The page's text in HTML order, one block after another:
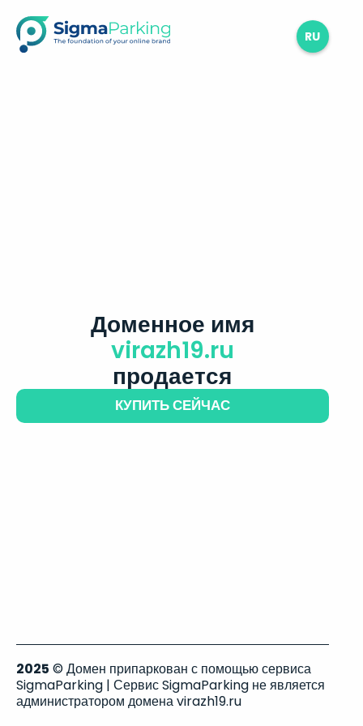
RU
Доменное имя
virazh19.ru
продается
КУПИТЬ СЕЙЧАС
2025 © Домен припаркован с помощью сервиса
SigmaParking | Сервис SigmaParking не является
администратором домена virazh19.ru